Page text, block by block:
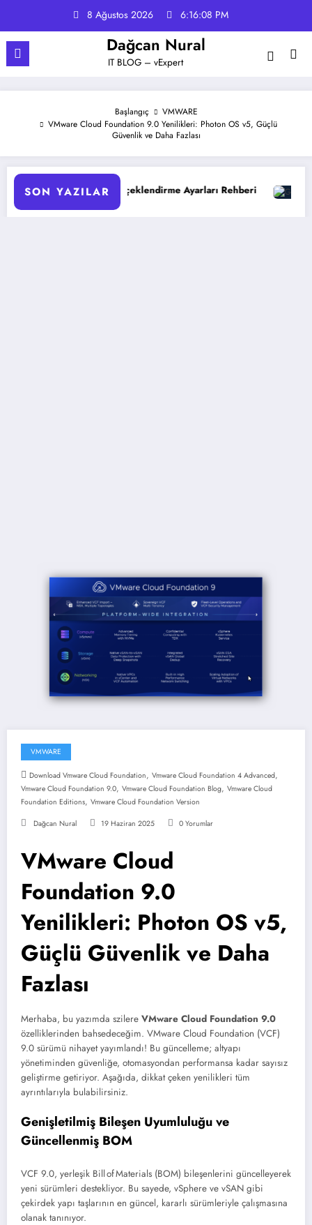
8 Ağustos 2026 6:16:09 PM
Dağcan Nural
IT BLOG – vExpert
Başlangıç
VMWARE
VMware Cloud Foundation 9.0 Yenilikleri: Photon OS v5, Güçlü
Güvenlik ve Daha Fazlası
SON YAZILAR
Ölçeklendirme Ayarları Rehberi Google Gemini 3 ile
VMWARE
Download Vmware Cloud Foundation, Vmware Cloud Foundation 4 Advanced,
Vmware Cloud Foundation 9.0, Vmware Cloud Foundation Blog, Vmware Cloud
Foundation Editions, Vmware Cloud Foundation Version
Dağcan Nural 19 Haziran 2025 0 Yorumlar
VMware Cloud
Foundation 9.0
Yenilikleri: Photon OS v5,
Güçlü Güvenlik ve Daha
Fazlası
Merhaba, bu yazımda szilere VMware Cloud Foundation 9.0
özelliklerinden bahsedeceğim. VMware Cloud Foundation (VCF)
9.0 sürümü nihayet yayımlandı! Bu güncelleme; altyapı
yönetiminden güvenliğe, otomasyondan performansa kadar sayısız
geliştirme getiriyor. Aşağıda, dikkat çeken yenilikleri tüm
ayrıntılarıyla bulabilirsiniz.
Genişletilmiş Bileşen Uyumluluğu ve
Güncellenmiş BOM
VCF 9.0, yerleşik Bill of Materials (BOM) bileşenlerini güncelleyerek
yeni sürümleri destekliyor. Bu sayede, vSphere ve vSAN gibi
çekirdek yapı taşlarının en güncel, kararlı sürümleriyle çalışmasına
olanak tanınıyor.